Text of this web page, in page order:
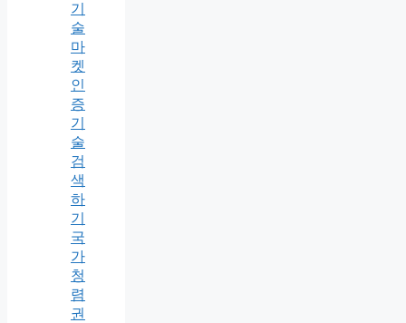
기
술
마
켓
인
증
기
술
검
색
하
기
국
가
청
렴
권